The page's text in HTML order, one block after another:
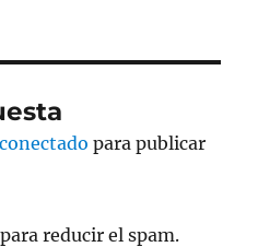
conectado para publicar
reducir el spam.